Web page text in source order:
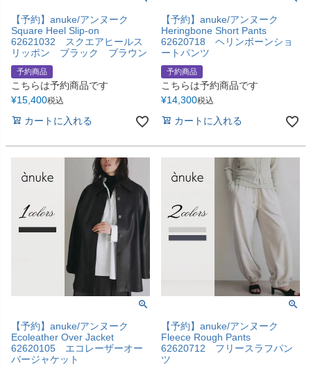
【予約】anuke/アンヌーク
Square Heel Slip-on
62621032 スクエアヒールス
リッポン ブラック ブラウン
予約商品
こちらは予約商品です
¥15,400税込
カートに入れる
【予約】anuke/アンヌーク
Heringbone Short Pants
62620718 ヘリンボーンショ
ートパンツ
予約商品
こちらは予約商品です
¥14,300税込
カートに入れる
【予約】anuke/アンヌーク
Ecoleather Over Jacket
62620105 エコレーザーオー
バージャケット
【予約】anuke/アンヌーク
Fleece Rough Pants
62620712 フリースラフパン
ツ